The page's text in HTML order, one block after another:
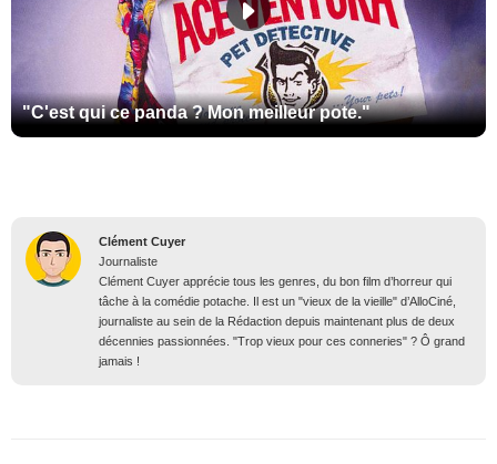
"C'est qui ce panda ? Mon meilleur pote."
Clément Cuyer
Journaliste
Clément Cuyer apprécie tous les genres, du bon film d’horreur qui
tâche à la comédie potache. Il est un "vieux de la vieille" d’AlloCiné,
journaliste au sein de la Rédaction depuis maintenant plus de deux
décennies passionnées. "Trop vieux pour ces conneries" ? Ô grand
jamais !